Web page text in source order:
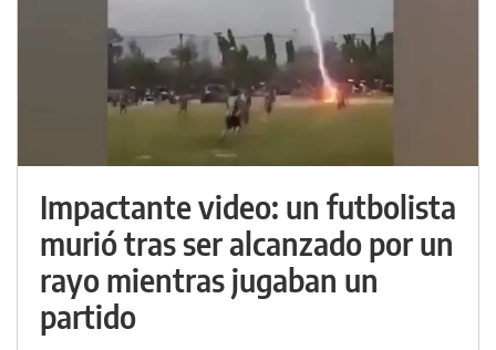
Impactante video: un futbolista
murió tras ser alcanzado por un
rayo mientras jugaban un
partido